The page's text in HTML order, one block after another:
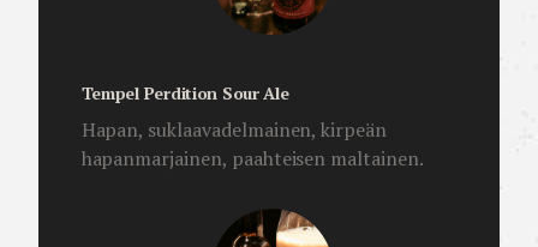
Tempel Perdition Sour Ale
Hapan, suklaavadelmainen, kirpeän
hapanmarjainen, paahteisen maltainen.